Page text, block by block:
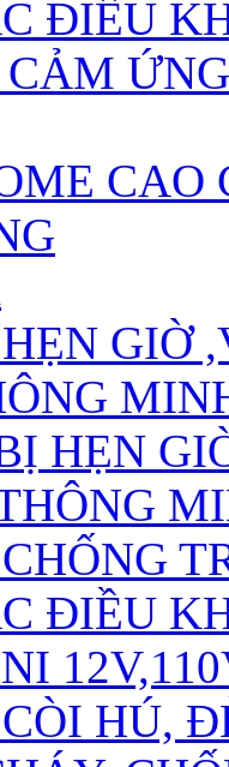
ĐIỀU
CAO
GIỜ
HẸN
ĐIỀU
HÚ,